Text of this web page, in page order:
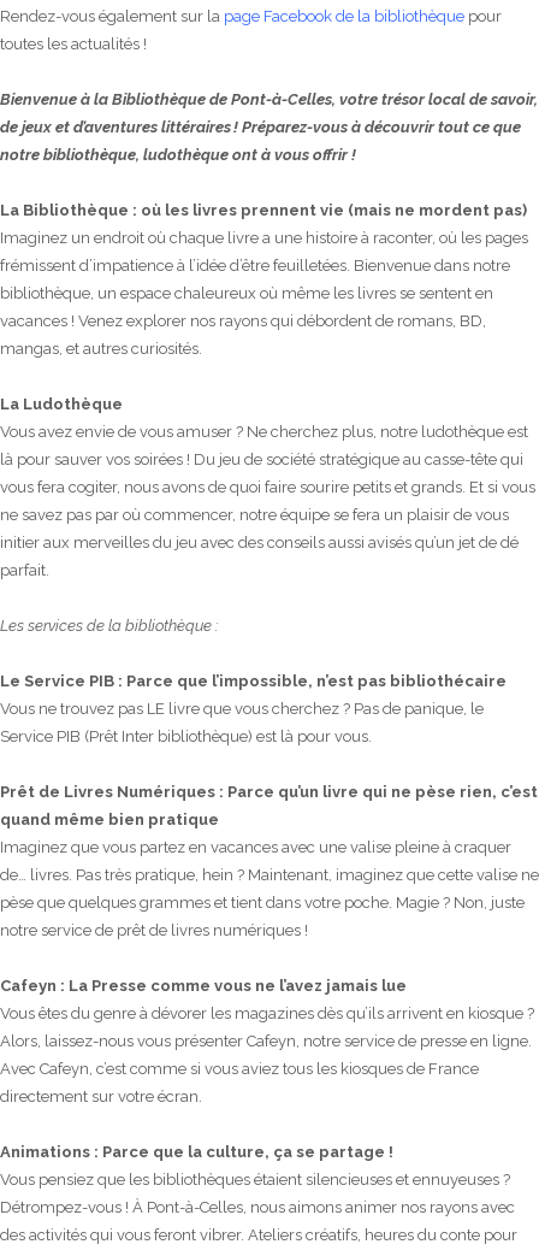
Rendez-vous également sur la page Facebook de la bibliothèque pour
toutes les actualités !
Bienvenue à la Bibliothèque de Pont-à-Celles, votre trésor local de savoir,
de jeux et d’aventures littéraires ! Préparez-vous à découvrir tout ce que
notre bibliothèque, ludothèque ont à vous offrir !
La Bibliothèque : où les livres prennent vie (mais ne mordent pas)
Imaginez un endroit où chaque livre a une histoire à raconter, où les pages
frémissent d’impatience à l’idée d’être feuilletées. Bienvenue dans notre
bibliothèque, un espace chaleureux où même les livres se sentent en
vacances ! Venez explorer nos rayons qui débordent de romans, BD,
mangas, et autres curiosités.
La Ludothèque
Vous avez envie de vous amuser ? Ne cherchez plus, notre ludothèque est
là pour sauver vos soirées ! Du jeu de société stratégique au casse-tête qui
vous fera cogiter, nous avons de quoi faire sourire petits et grands. Et si vous
ne savez pas par où commencer, notre équipe se fera un plaisir de vous
initier aux merveilles du jeu avec des conseils aussi avisés qu’un jet de dé
parfait.
Les services de la bibliothèque :
Le Service PIB : Parce que l’impossible, n’est pas bibliothécaire
Vous ne trouvez pas LE livre que vous cherchez ? Pas de panique, le
Service PIB (Prêt Inter bibliothèque) est là pour vous.
Prêt de Livres Numériques : Parce qu’un livre qui ne pèse rien, c’est
quand même bien pratique
Imaginez que vous partez en vacances avec une valise pleine à craquer
de… livres. Pas très pratique, hein ? Maintenant, imaginez que cette valise ne
pèse que quelques grammes et tient dans votre poche. Magie ? Non, juste
notre service de prêt de livres numériques !
Cafeyn : La Presse comme vous ne l’avez jamais lue
Vous êtes du genre à dévorer les magazines dès qu’ils arrivent en kiosque ?
Alors, laissez-nous vous présenter Cafeyn, notre service de presse en ligne.
Avec Cafeyn, c’est comme si vous aviez tous les kiosques de France
directement sur votre écran.
Animations : Parce que la culture, ça se partage !
Vous pensiez que les bibliothèques étaient silencieuses et ennuyeuses ?
Détrompez-vous ! À Pont-à-Celles, nous aimons animer nos rayons avec
des activités qui vous feront vibrer. Ateliers créatifs, heures du conte pour